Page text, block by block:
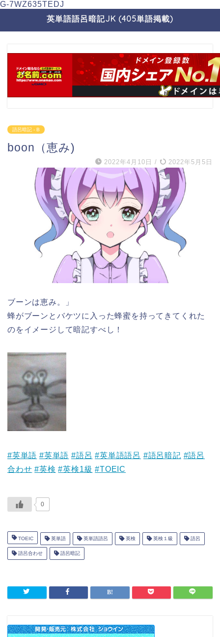
G-7WZ635TEDJ
英単語語呂暗記JK (405単語掲載)
語呂暗記 - B
boon（恵み)
2022年4月10日 / 2022年5月5日
ブーンは恵み。」
蜂がブーンとバケツに入った蜂蜜を持ってきてくれた
のをイメージして暗記すべし！
#英単語 #英単語 #語呂 #英単語語呂 #語呂暗記 #語呂
合わせ #英検 #英検1級 #TOEIC
0
TOEIC 英単語 英単語語呂 英検 英検１級 語呂
語呂合わせ 語呂暗記